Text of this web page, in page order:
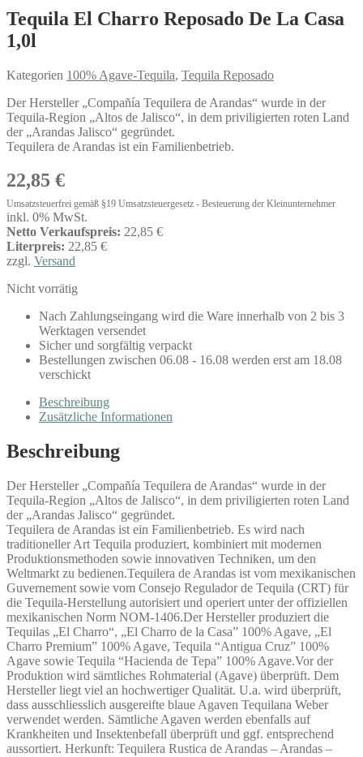
Tequila El Charro Reposado De La Casa
1,0l
Kategorien 100% Agave-Tequila, Tequila Reposado
Der Hersteller „Compañía Tequilera de Arandas“ wurde in der
Tequila-Region „Altos de Jalisco“, in dem priviligierten roten Land
der „Arandas Jalisco“ gegründet.
Tequilera de Arandas ist ein Familienbetrieb.
22,85 €
Umsatzsteuerfrei gemäß §19 Umsatzsteuergesetz - Besteuerung der Kleinunternehmer
inkl. 0% MwSt.
Netto Verkaufspreis: 22,85 €
Literpreis: 22,85 €
zzgl. Versand
Nicht vorrätig
Nach Zahlungseingang wird die Ware innerhalb von 2 bis 3
Werktagen versendet
Sicher und sorgfältig verpackt
Bestellungen zwischen 06.08 - 16.08 werden erst am 18.08
verschickt
Beschreibung
Zusätzliche Informationen
Beschreibung
Der Hersteller „Compañía Tequilera de Arandas“ wurde in der
Tequila-Region „Altos de Jalisco“, in dem priviligierten roten Land
der „Arandas Jalisco“ gegründet.
Tequilera de Arandas ist ein Familienbetrieb. Es wird nach
traditioneller Art Tequila produziert, kombiniert mit modernen
Produktionsmethoden sowie innovativen Techniken, um den
Weltmarkt zu bedienen.Tequilera de Arandas ist vom mexikanischen
Guvernement sowie vom Consejo Regulador de Tequila (CRT) für
die Tequila-Herstellung autorisiert und operiert unter der offiziellen
mexikanischen Norm NOM-1406.Der Hersteller produziert die
Tequilas „El Charro“, „El Charro de la Casa” 100% Agave, „El
Charro Premium” 100% Agave, Tequila “Antigua Cruz” 100%
Agave sowie Tequila “Hacienda de Tepa” 100% Agave.Vor der
Produktion wird sämtliches Rohmaterial (Agave) überprüft. Dem
Hersteller liegt viel an hochwertiger Qualität. U.a. wird überprüft,
dass ausschliesslich ausgereifte blaue Agaven Tequilana Weber
verwendet werden. Sämtliche Agaven werden ebenfalls auf
Krankheiten und Insektenbefall überprüft und ggf. entsprechend
aussortiert. Herkunft: Tequilera Rustica de Arandas – Arandas –